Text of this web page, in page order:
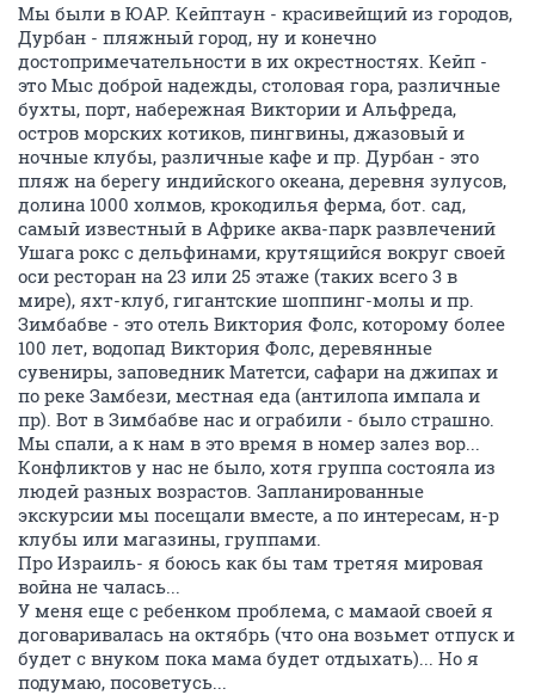
Мы были в ЮАР. Кейптаун - красивейщий из городов,
Дурбан - пляжный город, ну и конечно
достопримечательности в их окрестностях. Кейп -
это Мыс доброй надежды, столовая гора, различные
бухты, порт, набережная Виктории и Альфреда,
остров морских котиков, пингвины, джазовый и
ночные клубы, различные кафе и пр. Дурбан - это
пляж на берегу индийского океана, деревня зулусов,
долина 1000 холмов, крокодилья ферма, бот. сад,
самый известный в Африке аква-парк развлечений
Ушага рокс с дельфинами, крутящийся вокруг своей
оси ресторан на 23 или 25 этаже (таких всего 3 в
мире), яхт-клуб, гигантские шоппинг-молы и пр.
Зимбабве - это отель Виктория Фолс, которому более
100 лет, водопад Виктория Фолс, деревянные
сувениры, заповедник Матетси, сафари на джипах и
по реке Замбези, местная еда (антилопа импала и
пр). Вот в Зимбабве нас и ограбили - было страшно.
Мы спали, а к нам в это время в номер залез вор...
Конфликтов у нас не было, хотя группа состояла из
людей разных возрастов. Запланированные
экскурсии мы посещали вместе, а по интересам, н-р
клубы или магазины, группами.
Про Израиль- я боюсь как бы там третяя мировая
война не чалась...
У меня еще с ребенком проблема, с мамаой своей я
договаривалась на октябрь (что она возьмет отпуск и
будет с внуком пока мама будет отдыхать)... Но я
подумаю, посоветусь...